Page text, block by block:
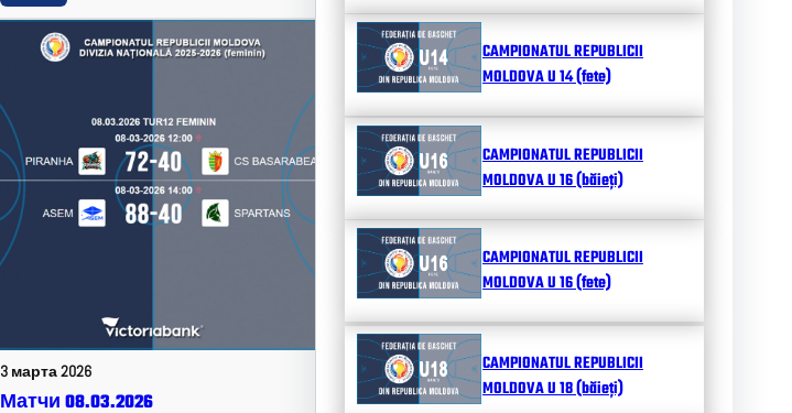
3 марта 2026
Матчи 08.03.2026
CAMPIONATUL REPUBLICII
MOLDOVA U 14 (fete)
CAMPIONATUL REPUBLICII
MOLDOVA U 16 (băieți)
CAMPIONATUL REPUBLICII
MOLDOVA U 16 (fete)
CAMPIONATUL REPUBLICII
MOLDOVA U 18 (băieți)